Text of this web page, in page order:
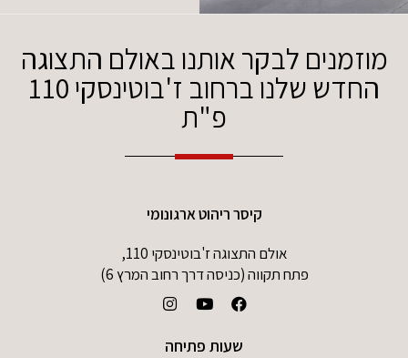
מוזמנים לבקר אותנו באולם התצוגה
החדש שלנו ברחוב ז'בוטינסקי 110
פ"ת
קיסר ריהוט ארגונומי
אולם התצוגה ז'בוטינסקי 110,
פתח תקווה (כניסה דרך רחוב המרץ 6)
שעות פתיחה